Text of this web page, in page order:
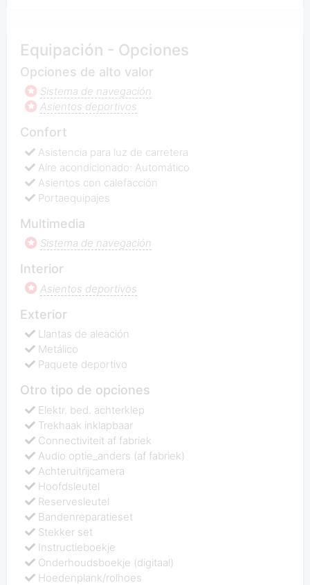
Equipación - Opciones
Opciones de alto valor
Sistema de navegación
Asientos deportivos
Confort
Asistencia para luz de carretera
Aire acondicionado: Automático
Asientos con calefacción
Portaequipajes
Multimedia
Sistema de navegación
Interior
Asientos deportivos
Exterior
Llantas de aleación
Metálico
Paquete deportivo
Otro tipo de opciones
Elektr. bed. achterklep
Trekhaak inklapbaar
Connectiviteit af fabriek
Audio optie_anders (af fabriek)
Achteruitrijcamera
Hoofdsleutel
Reservesleutel
Bandenreparatieset
Stekker set
Instructieboekje
Onderhoudsboekje (digitaal)
Hoedenplank/rolhoes